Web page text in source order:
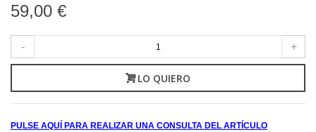
59,00 €
- +
LO QUIERO
PULSE AQUÍ PARA REALIZAR UNA CONSULTA DEL ARTÍCULO